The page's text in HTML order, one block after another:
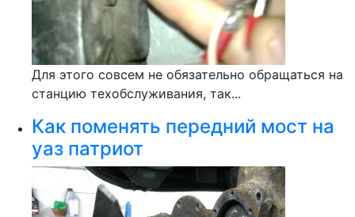
Для этого совсем не обязательно обращаться на
станцию техобслуживания, так...
Как поменять передний мост на
уаз патриот